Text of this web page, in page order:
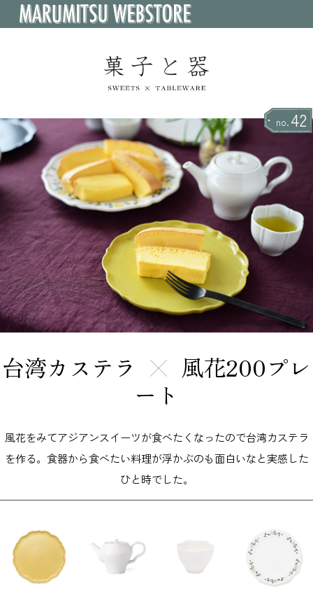
no. 42
台湾カステラ
風花200プレ
ート
風花をみてアジアンスイーツが食べたくなったので台湾カステラ
を作る。食器から食べたい料理が浮かぶのも面白いなと実感した
ひと時でした。